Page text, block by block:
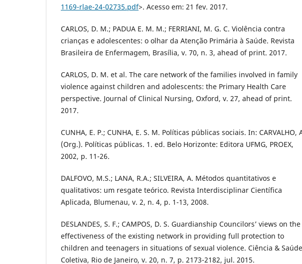
1169-rlae-24-02735.pdf>. Acesso em: 21 fev. 2017.
CARLOS, D. M.; PADUA E. M. M.; FERRIANI, M. G. C. Violência contra
crianças e adolescentes: o olhar da Atenção Primária à Saúde. Revista
Brasileira de Enfermagem, Brasília, v. 70, n. 3, ahead of print. 2017.
CARLOS, D. M. et al. The care network of the families involved in family
violence against children and adolescents: the Primary Health Care
perspective. Journal of Clinical Nursing, Oxford, v. 27, ahead of print.
2017.
CUNHA, E. P.; CUNHA, E. S. M. Políticas públicas sociais. In: CARVALHO,
(Org.). Políticas públicas. 1. ed. Belo Horizonte: Editora UFMG, PROEX,
2002, p. 11-26.
DALFOVO, M.S.; LANA, R.A.; SILVEIRA, A. Métodos quantitativos e
qualitativos: um resgate teórico. Revista Interdisciplinar Científica
Aplicada, Blumenau, v. 2, n. 4, p. 1-13, 2008.
DESLANDES, S. F.; CAMPOS, D. S. Guardianship Councilors’ views on the
effectiveness of the existing network in providing full protection to
children and teenagers in situations of sexual violence. Ciência & Saúde
Coletiva, Rio de Janeiro, v. 20, n. 7, p. 2173-2182, jul. 2015.